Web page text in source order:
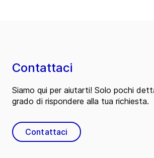
Contattaci
Siamo qui per aiutarti! Solo pochi
grado di rispondere alla tua richiesta.
Contattaci